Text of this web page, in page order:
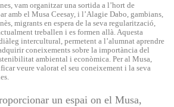
vam organitzar una sortida a l’hort de
amb el Musa Ceesay, i l’Alagie Dabo, gambians,
migrants en espera de la seva regularització,
treballen i es formen allà. Aquesta
intercultural, permetent a l’alumnat aprendre
coneixements sobre la importància del
ambiental i econòmica. Per al Musa,
veure valorat el seu coneixement i la seva
un espai on el Musa,